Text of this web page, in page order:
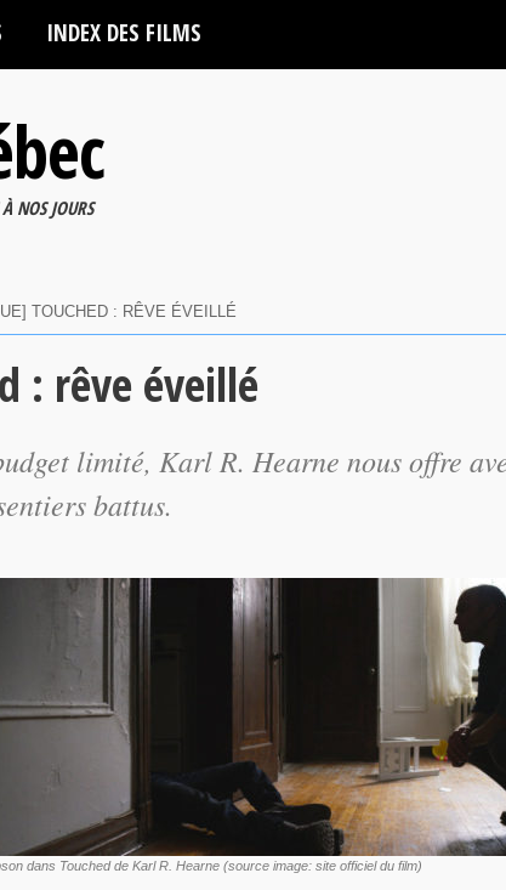
INDEX DES FILMS
NOS JOURS
TOUCHED : RÊVE ÉVEILLÉ
: rêve éveillé
limité, Karl R. Hearne nous offre
battus.
dans Touched de Karl R. Hearne (source image: site officiel du film)